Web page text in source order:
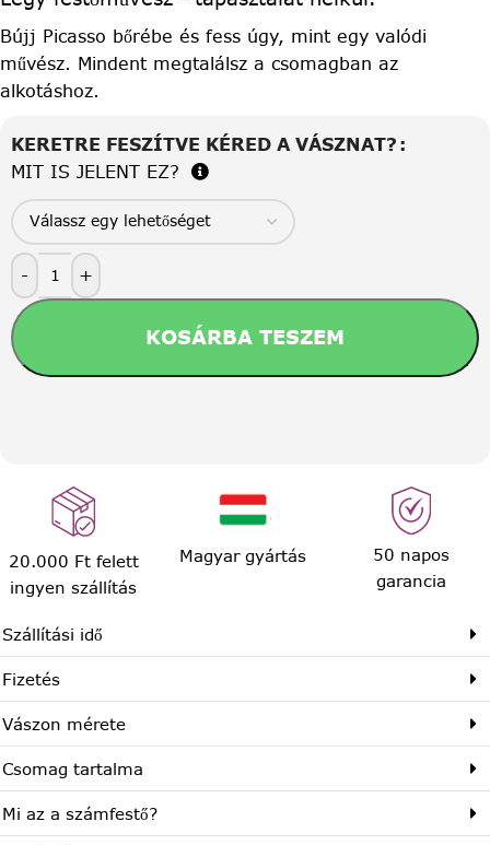
Bújj Picasso bőrébe és fess úgy, mint egy valódi
művész. Mindent megtalálsz a csomagban az
alkotáshoz.
KERETRE FESZÍTVE KÉRED A VÁSZNAT?
MIT IS JELENT EZ?
- +
KOSÁRBA TESZEM
20.000 Ft felett
ingyen szállítás
Magyar gyártás
50 napos
garancia
Szállítási idő
Fizetés
Vászon mérete
Csomag tartalma
Mi az a számfestő?